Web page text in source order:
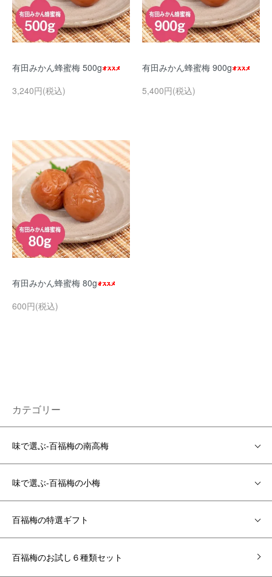
有田みかん蜂蜜梅 500g
3,240円(税込)
有田みかん蜂蜜梅 900g
5,400円(税込)
有田みかん蜂蜜梅 80g
600円(税込)
カテゴリー
味で選ぶ-百福梅の南高梅
味で選ぶ-百福梅の小梅
百福梅の特選ギフト
百福梅のお試し６種類セット